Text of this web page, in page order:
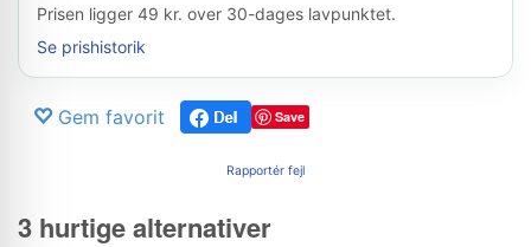
Prisen ligger 49 kr. over 30-dages lavpunktet.
Se prishistorik
Gem favorit Save
Rapportér fejl
3 hurtige alternativer